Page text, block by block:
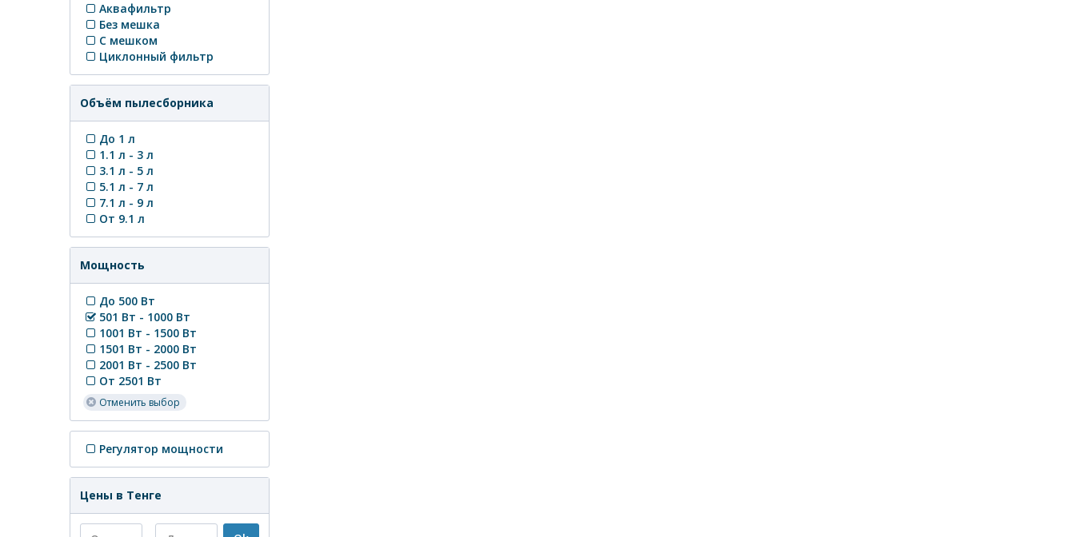
Аквафильтр
Без мешка
С мешком
Циклонный фильтр
Объём пылесборника
До 1 л
1.1 л - 3 л
3.1 л - 5 л
5.1 л - 7 л
7.1 л - 9 л
От 9.1 л
Мощность
До 500 Вт
501 Вт - 1000 Вт
1001 Вт - 1500 Вт
1501 Вт - 2000 Вт
2001 Вт - 2500 Вт
От 2501 Вт
Отменить выбор
Регулятор мощности
Цены в Тенге